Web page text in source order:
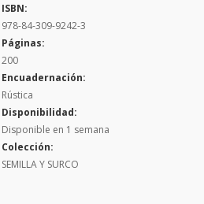
ISBN:
978-84-309-9242-3
Páginas:
200
Encuadernación:
Rústica
Disponibilidad:
Disponible en 1 semana
Colección:
SEMILLA Y SURCO